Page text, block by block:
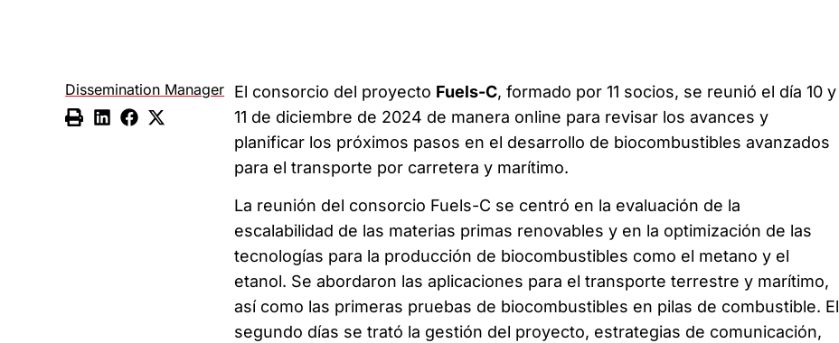
Dissemination Manager El consorcio del proyecto Fuels-C, formado por 11 socios, se reunió el día 10 y
11 de diciembre de 2024 de manera online para revisar los avances y
planificar los próximos pasos en el desarrollo de biocombustibles avanzados
para el transporte por carretera y marítimo.
La reunión del consorcio Fuels-C se centró en la evaluación de la
escalabilidad de las materias primas renovables y en la optimización de las
tecnologías para la producción de biocombustibles como el metano y el
etanol. Se abordaron las aplicaciones para el transporte terrestre y marítimo,
así como las primeras pruebas de biocombustibles en pilas de combustible. El
segundo días se trató la gestión del proyecto, estrategias de comunicación,